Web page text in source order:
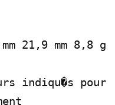
21,9 mm 8,8 g
indiqu�s pour